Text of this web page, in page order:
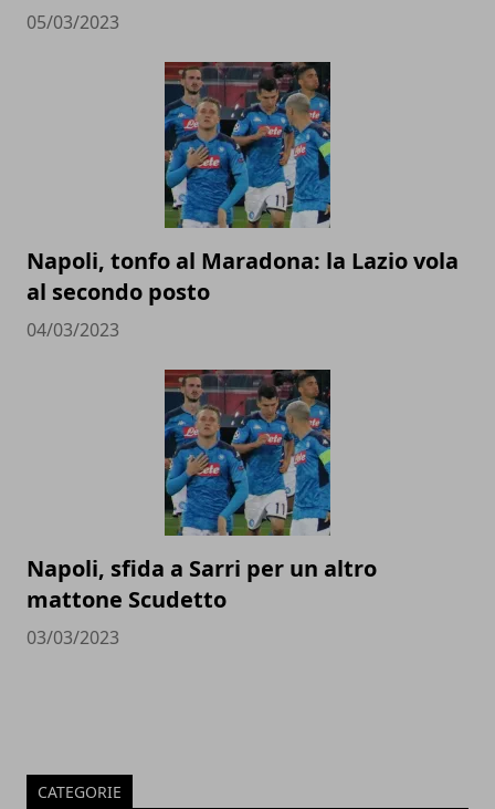
05/03/2023
Napoli, tonfo al Maradona: la Lazio vola
al secondo posto
04/03/2023
Napoli, sfida a Sarri per un altro
mattone Scudetto
03/03/2023
CATEGORIE